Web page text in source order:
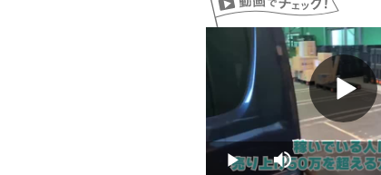
早く終わっても日給を支給します！
Play
Play Mute